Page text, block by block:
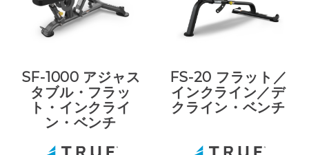
SF-1000 アジャス
タブル・フラッ
ト・インクライ
ン・ベンチ
FS-20 フラット／
インクライン／デ
クライン・ベンチ